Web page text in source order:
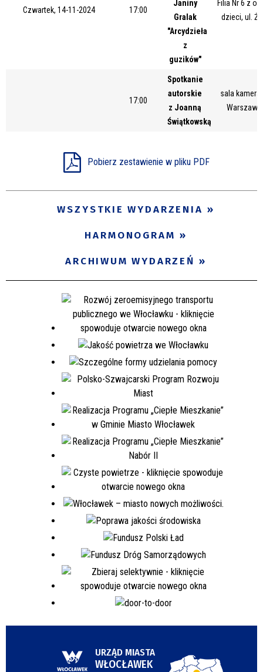
Czwartek, 14-11-2024 17:00
Janiny
Gralak
"Arcydzieła
z
guzików"
Filia Nr 6 z
dzieci, ul.
17:00
Spotkanie
autorskie
z Joanną
Świątkowską
sala
Pobierz zestawienie w pliku PDF
WSZYSTKIE WYDARZENIA
HARMONOGRAM
ARCHIWUM WYDARZEŃ
URZĄD MIASTA
WŁOCŁAWEK